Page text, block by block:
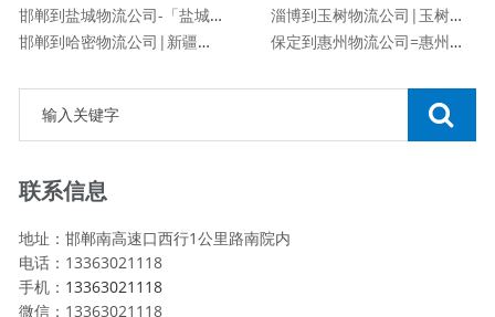
邯郸到盐城物流公司-「盐城专线」
邯郸到哈密物流公司|新疆专线
淄博到玉树物流公司|玉树专线
保定到惠州物流公司=惠州专线
联系信息
地址：邯郸南高速口西行1公里路南院内
电话：13363021118
手机： 13363021118
微信：13363021118